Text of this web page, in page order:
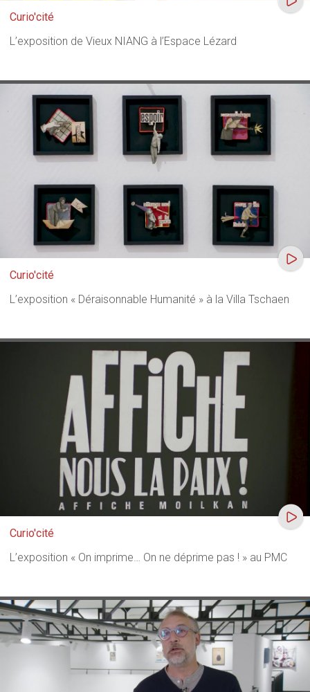
Curio'cité
L’exposition de Vieux NIANG à l’Espace Lézard
Curio'cité
L’exposition « Déraisonnable Humanité » à la Villa Tschaen
Curio'cité
L’exposition « On imprime… On ne déprime pas ! » au PMC